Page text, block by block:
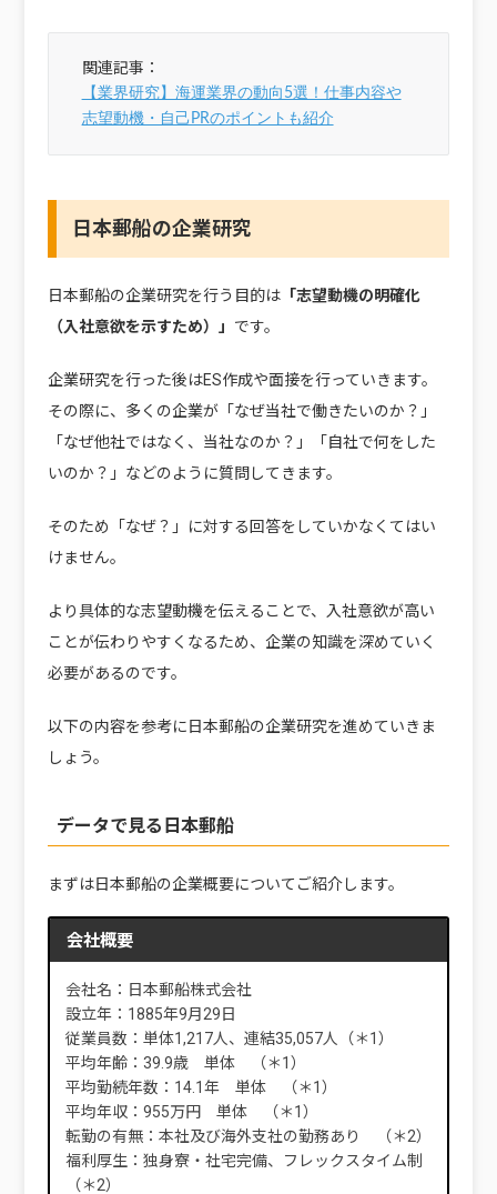
関連記事：
【業界研究】海運業界の動向5選！仕事内容や
志望動機・自己PRのポイントも紹介
日本郵船の企業研究
日本郵船の企業研究を行う目的は「志望動機の明確化
（入社意欲を示すため）」 です。
企業研究を行った後はES作成や面接を行っていきます。
その際に、多くの企業が「なぜ当社で働きたいのか？」
「なぜ他社ではなく、当社なのか？」「自社で何をした
いのか？」などのように質問してきます。
そのため「なぜ？」に対する回答をしていかなくてはい
けません。
より具体的な志望動機を伝えることで、入社意欲が高い
ことが伝わりやすくなるため、企業の知識を深めていく
必要があるのです。
以下の内容を参考に日本郵船の企業研究を進めていきま
しょう。
データで見る日本郵船
まずは日本郵船の企業概要についてご紹介します。
会社概要
会社名：日本郵船株式会社
設立年：1885年9月29日
従業員数：単体1,217人、連結35,057人（＊1）
平均年齢：39.9歳 単体 （＊1）
平均勤続年数：14.1年 単体 （＊1）
平均年収：955万円 単体 （＊1）
転勤の有無：本社及び海外支社の勤務あり （＊2）
福利厚生：独身寮・社宅完備、フレックスタイム制
（＊2）